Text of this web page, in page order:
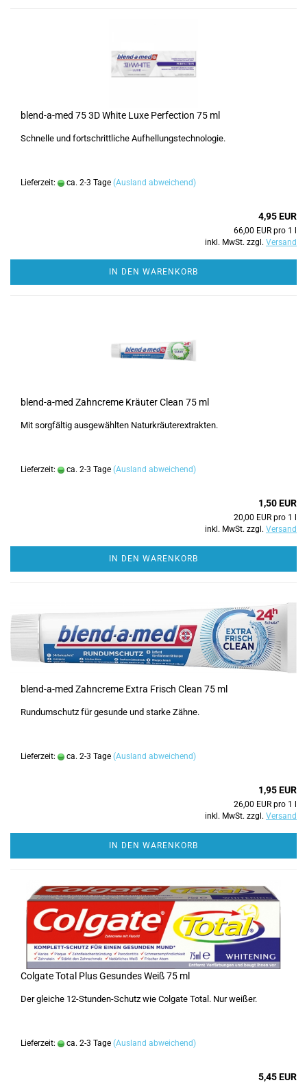
blend-a-med 75 3D White Luxe Perfection 75 ml
Schnelle und fortschrittliche Aufhellungstechnologie.
Lieferzeit: ca. 2-3 Tage (Ausland abweichend)
4,95 EUR
66,00 EUR pro 1 l
inkl. MwSt. zzgl. Versand
IN DEN WARENKORB
blend-a-med Zahncreme Kräuter Clean 75 ml
Mit sorgfältig ausgewählten Naturkräuterextrakten.
Lieferzeit: ca. 2-3 Tage (Ausland abweichend)
1,50 EUR
20,00 EUR pro 1 l
inkl. MwSt. zzgl. Versand
IN DEN WARENKORB
blend-a-med Zahncreme Extra Frisch Clean 75 ml
Rundumschutz für gesunde und starke Zähne.
Lieferzeit: ca. 2-3 Tage (Ausland abweichend)
1,95 EUR
26,00 EUR pro 1 l
inkl. MwSt. zzgl. Versand
IN DEN WARENKORB
Colgate Total Plus Gesundes Weiß 75 ml
Der gleiche 12-Stunden-Schutz wie Colgate Total. Nur weißer.
Lieferzeit: ca. 2-3 Tage (Ausland abweichend)
5,45 EUR